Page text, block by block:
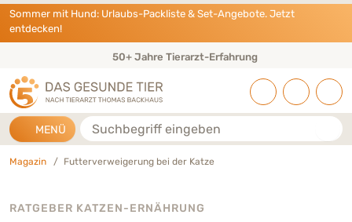
Direkt zu:
INHALT
HAUPTMENÜ
FOOTER
Sommer mit Hund: Urlaubs-Packliste & Set-Angebote. Jetzt
entdecken!
50+ Jahre Tierarzt-Erfahrung
MENÜ Suche
Magazin Futterverweigerung bei der Katze
RATGEBER KATZEN-ERNÄHRUNG